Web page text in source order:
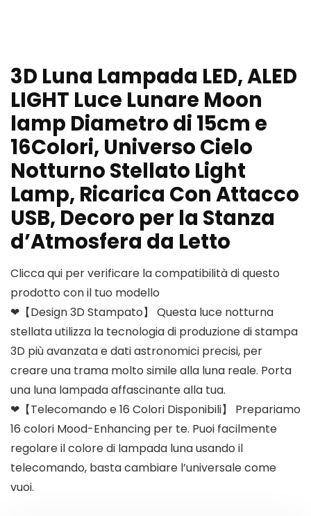
3D Luna Lampada LED, ALED
LIGHT Luce Lunare Moon
lamp Diametro di 15cm e
16Colori, Universo Cielo
Notturno Stellato Light
Lamp, Ricarica Con Attacco
USB, Decoro per la Stanza
d’Atmosfera da Letto
Clicca qui per verificare la compatibilità di questo
prodotto con il tuo modello
❤【Design 3D Stampato】 Questa luce notturna
stellata utilizza la tecnologia di produzione di stampa
3D più avanzata e dati astronomici precisi, per
creare una trama molto simile alla luna reale. Porta
una luna lampada affascinante alla tua.
❤【Telecomando e 16 Colori Disponibili】 Prepariamo
16 colori Mood-Enhancing per te. Puoi facilmente
regolare il colore di lampada luna usando il
telecomando, basta cambiare l’universale come
vuoi.